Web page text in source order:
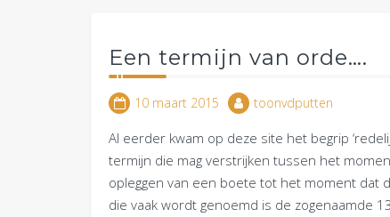
Een termijn van orde….
10 maart 2015 toonvdputten
Al eerder kwam op deze site het begrip
termijn die mag verstrijken tussen het
opleggen van een boete tot het moment dat
die vaak wordt genoemd is de zogenaamde